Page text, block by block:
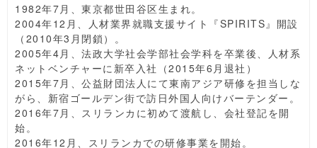
1982年7月、東京都世田谷区生まれ。
2004年12月、人材業界就職支援サイト『SPIRITS』開設
（2010年3月閉鎖）。
2005年4月、法政大学社会学部社会学科を卒業後、人材系
ネットベンチャーに新卒入社（2015年6月退社）
2015年7月、公益財団法人にて東南アジア研修を担当しな
がら、新宿ゴールデン街で訪日外国人向けバーテンダー。
2016年7月、スリランカに初めて渡航し、会社登記を開
始。
2016年12月、スリランカでの研修事業を開始。